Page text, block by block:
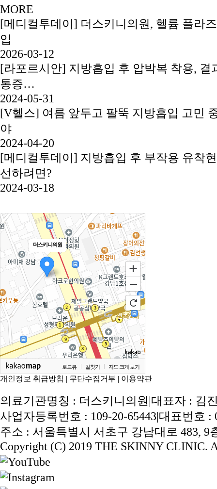
MORE
[메디컬투데이] 더스키니의원, 헬륨 플라
입
2026-03-12
[라포르시안] 지방흡입 후 압박복 착용, 결
통증…
2024-05-31
[V헬스] 여름 앞두고 팔뚝 지방흡입 고민
야
2024-04-20
[메디컬투데이] 지방흡입 후 부작용 유착
선하려면?
2024-03-18
더스키니의원
로드뷰 길찾기 지도 크게 보기
개인정보 취급방침 | 무단수집거부 | 이용약관
의료기관명칭 : 더스키니의원|대표자 : 김
사업자등록번호 : 109-20-65443|대표번호 :
주소 : 서울특별시 서초구 강남대로 483, 9
Copyright (C) 2019 THE SKINNY CLINIC.